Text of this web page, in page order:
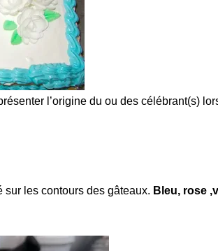
l’origine du ou des célébrant(s)
sur les contours des gâteaux. Bleu, rose